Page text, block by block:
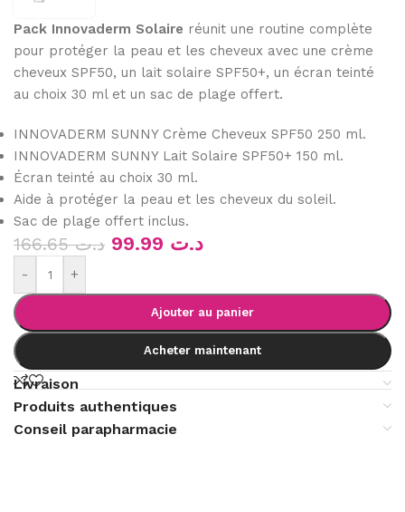
Pack Innovaderm Solaire réunit une routine complète
pour protéger la peau et les cheveux avec une crème
cheveux SPF50, un lait solaire SPF50+, un écran teinté
au choix 30 ml et un sac de plage offert.
INNOVADERM SUNNY Crème Cheveux SPF50 250 ml.
INNOVADERM SUNNY Lait Solaire SPF50+ 150 ml.
Écran teinté au choix 30 ml.
Aide à protéger la peau et les cheveux du soleil.
Sac de plage offert inclus.
د.ت166.65 د.ت
- +
Ajouter au panier
Acheter maintenant
Livraison
Produits authentiques
Conseil parapharmacie